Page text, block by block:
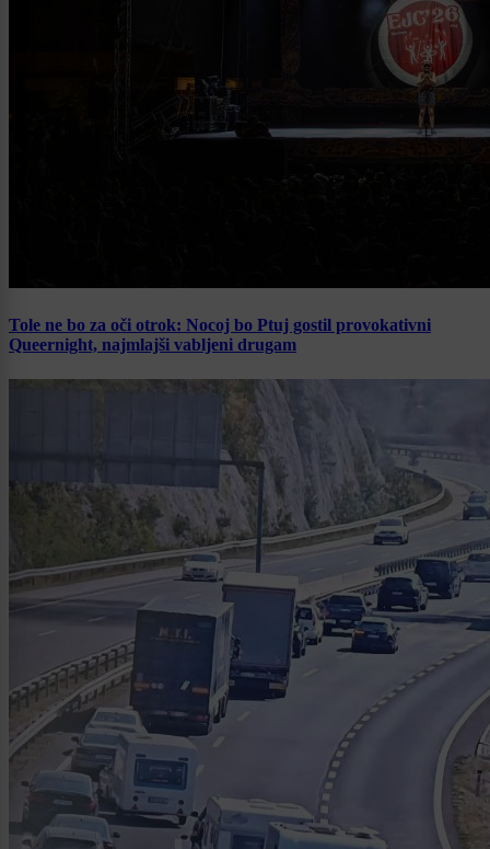
Tole ne bo za oči otrok: Nocoj bo Ptuj gostil provokativni
Queernight, najmlajši vabljeni drugam